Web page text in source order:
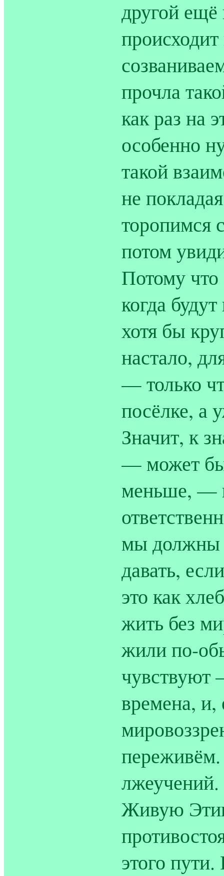
другой ещё
прочла
как раз на
особенно
такой
не
торопимся
потом
Потому что
когда
хотя бы
настало,
— только
посёлке, а
Значит, к
— может
меньше, —
мы должны
давать,
это как
жить без
жили по-
чувствуют
времена, и,
лжеучений.
Живую
этого